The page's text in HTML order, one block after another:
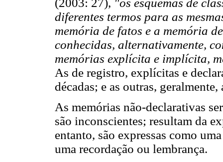
diferentes termos para as
memória de fatos e a memória
conhecidas, alternativamente,
memórias explícita e implícita,
As de registro, explícitas e
décadas; e as outras,
As memórias não-declarativas
são inconscientes; resultam da
entanto, são expressas como
uma recordação ou lembrança.